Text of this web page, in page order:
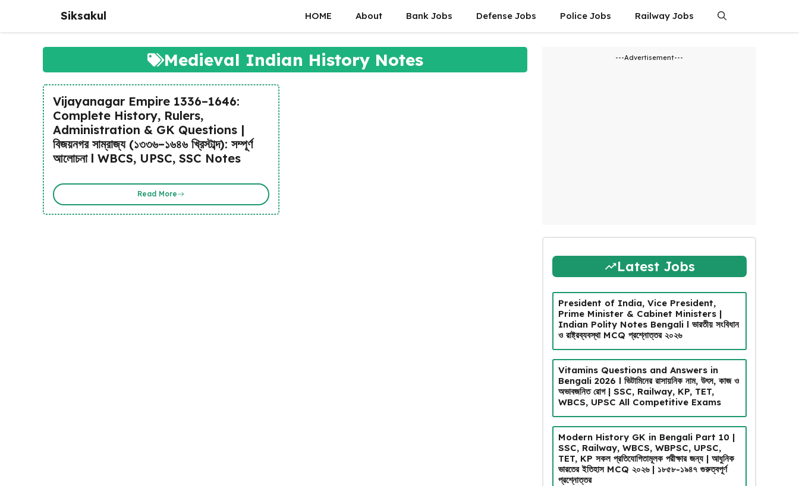
content
Siksakul HOME About Bank Jobs Defense Jobs Police Jobs Railway Jobs
Medieval Indian History Notes
Vijayanagar Empire 1336–1646:
Complete History, Rulers,
Administration & GK Questions |
বিজয়নগর সাম্রাজ্য (১৩৩৬–১৬৪৬ খ্রিস্টাব্দ): সম্পূর্ণ
আলোচনা l WBCS, UPSC, SSC Notes
Read More
---Advertisement---
Latest Jobs
President of India, Vice President,
Prime Minister & Cabinet Ministers |
Indian Polity Notes Bengali l ভারতীয় সংবিধান
ও রাষ্ট্রব্যবস্থা MCQ প্রশ্নোত্তর ২০২৬
Vitamins Questions and Answers in
Bengali 2026 l ভিটামিনের রাসায়নিক নাম, উৎস, কাজ ও
অভাবজনিত রোগ | SSC, Railway, KP, TET,
WBCS, UPSC All Competitive Exams
Modern History GK in Bengali Part 10 |
SSC, Railway, WBCS, WBPSC, UPSC,
TET, KP সকল প্রতিযোগিতামূলক পরীক্ষার জন্য | আধুনিক
ভারতের ইতিহাস MCQ ২০২৬ | ১৮৫৮-১৯৪৭ গুরুত্বপূর্ণ
প্রশ্নোত্তর